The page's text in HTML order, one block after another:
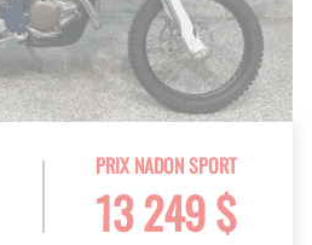
PRIX NADON SPORT
13 249 $